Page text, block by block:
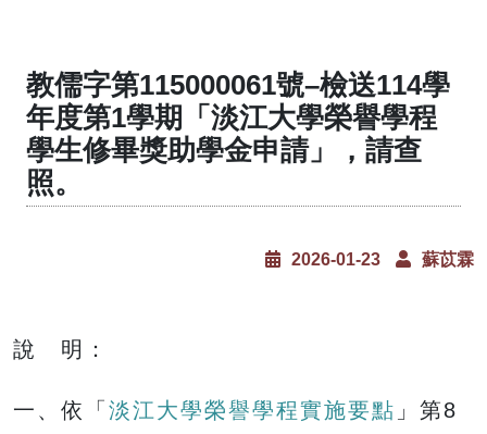
教儒字第115000061號–檢送114學
年度第1學期「淡江大學榮譽學程
學生修畢獎助學金申請」，請查
照。
2026-01-23 蘇苡霖
說 明：
一、依「 淡江大學榮譽學程實施要點 」第8